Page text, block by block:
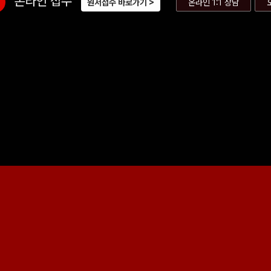
원서접수 바로가기 온라인 1:1 상담